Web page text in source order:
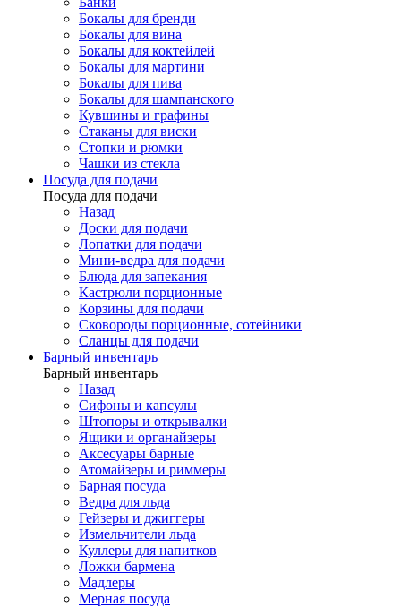
Бокалы для бренди
Бокалы для вина
Бокалы для коктейлей
Бокалы для мартини
Бокалы для пива
Бокалы для шампанского
Кувшины и графины
Стаканы для виски
Стопки и рюмки
Чашки из стекла
Посуда для подачи
Посуда для подачи
Назад
Доски для подачи
Лопатки для подачи
Мини-ведра для подачи
Блюда для запекания
Кастрюли порционные
Корзины для подачи
Сковороды порционные, сотейники
Сланцы для подачи
Барный инвентарь
Барный инвентарь
Назад
Сифоны и капсулы
Штопоры и открывалки
Ящики и органайзеры
Аксесуары барные
Атомайзеры и риммеры
Барная посуда
Ведра для льда
Гейзеры и джиггеры
Измельчители льда
Куллеры для напитков
Ложки бармена
Мадлеры
Мерная посуда